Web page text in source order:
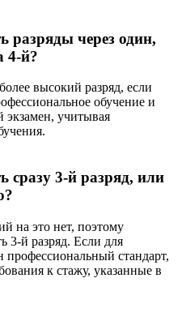
через один,
4-й?
высокий разряд, если
обучение и
учитывая
сразу 3-й разряд, или
на это нет, поэтому
3-й разряд. Если для
профессиональный стандарт,
к стажу, указанные в